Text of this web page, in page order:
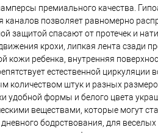
премиального качества.
каналов позволяет равномерно
защитой спасают от протечек и
крохи, липкая лента сзади
кожи ребенка, внутренняя
естественной циркуляции
количеством штук и разных
формы и белого цвета
веществами, которые могут
бодрствования, для